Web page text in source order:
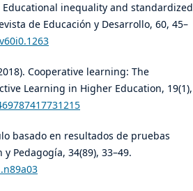
Educational inequality and standardized
de Educación y Desarrollo, 60, 45–
Cooperative learning: The
Learning in Higher Education, 19(1),
basado en resultados de pruebas
Pedagogía, 34(89), 33–49.